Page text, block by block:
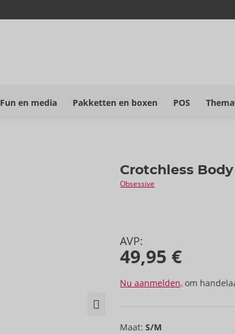
Fun en media Pakketten en boxen POS
Crotchless
Obsessive
AVP:
49,95 €
Nu aanmelden, om
Maat:S/M